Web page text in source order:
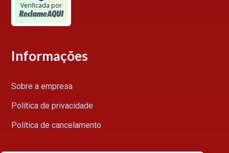
Verificada por
Informações
Sobre a empresa
Política de privacidade
Política de cancelamento